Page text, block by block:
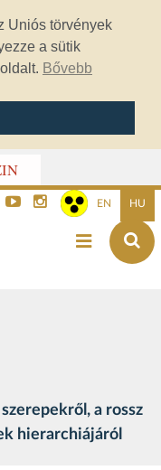
Uniós törvények
a sütik
Bővebb
EN HU
a rossz
hierarchiájáról